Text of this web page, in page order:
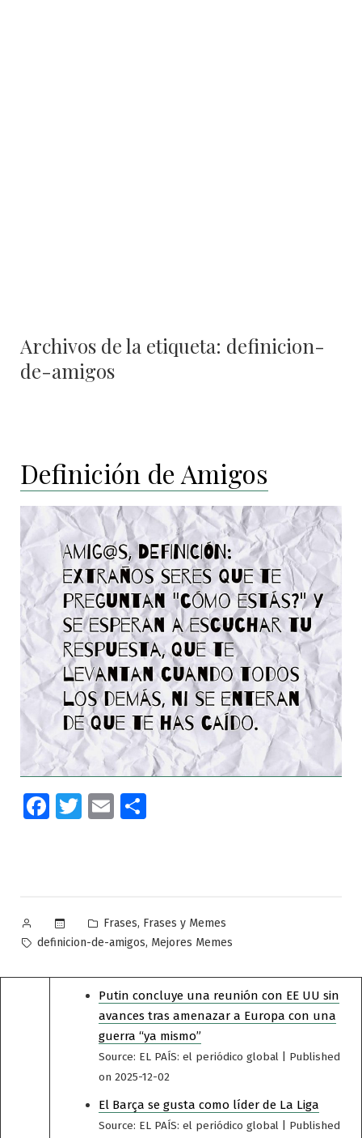
Archivos de la etiqueta: definicion-
de-amigos
Definición de Amigos
Facebook
Twitter
Email
Publicado
por
Publicado
en
Frases, Frases y Memes
Etiquetas:
definicion-de-amigos, Mejores Memes
Putin concluye una reunión con EE UU sin
avances tras amenazar a Europa con una
guerra “ya mismo”
Source: EL PAÍS: el periódico global
Published
on 2025-12-02
El Barça se gusta como líder de La Liga
Source: EL PAÍS: el periódico global
Published